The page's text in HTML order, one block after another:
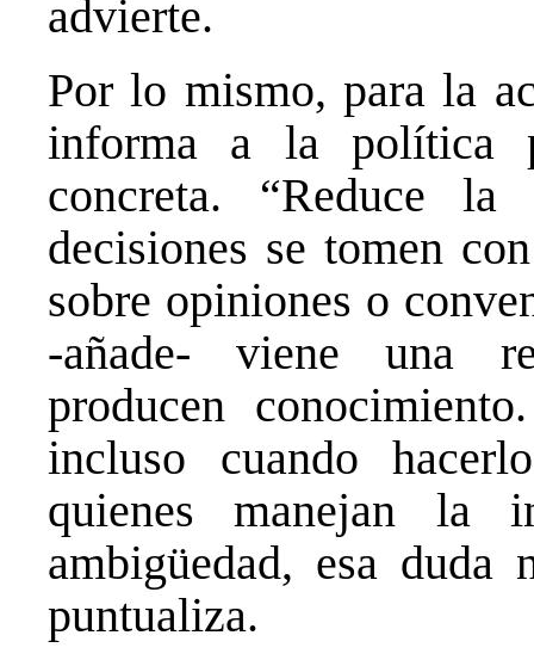
advierte.
Por lo mismo, para la
informa a la política
concreta. “Reduce
decisiones se tomen
sobre opiniones o
-añade- viene una
producen
incluso cuando
quienes manejan la
ambigüedad, esa duda
puntualiza.